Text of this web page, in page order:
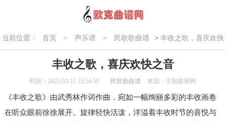
当前位置： 首页 > 声乐谱 > 民歌歌曲谱 > 丰收之歌，喜庆欢快
丰收之歌，喜庆欢快之音
时间：2025-03-11 12:54:39 民歌歌曲谱 来源：中国曲谱网
《丰收之歌》由武秀林作词作曲，宛如一幅绚丽多彩的丰收画卷
在听众眼前徐徐展开。旋律轻快活泼，洋溢着丰收时节的喜悦与